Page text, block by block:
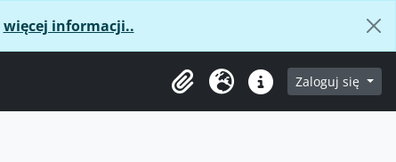
więcej informacji..
Clipboard
Język Podręczne linki
Zaloguj się